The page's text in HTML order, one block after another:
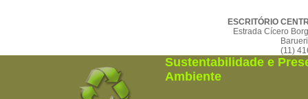
ESCRITÓRIO
Estrada Cícero
(11)
Sustentabilidade e
Ambiente